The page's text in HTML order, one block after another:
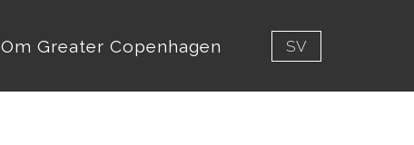
Om Greater Copenhagen SV